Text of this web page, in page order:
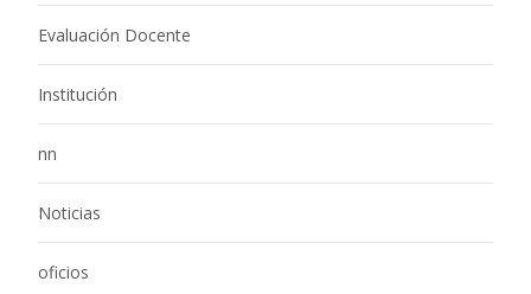
Evaluación Docente
Institución
nn
Noticias
oficios